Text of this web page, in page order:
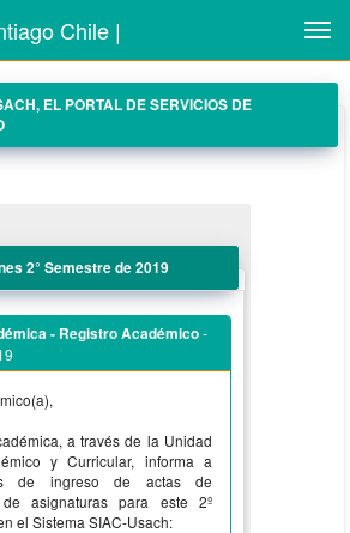
Chile |
EL PORTAL DE SERVICIOS DE
2° Semestre de 2019
- Registro Académico-
a través de la Unidad
y Curricular, informa a
de ingreso de actas de
asignaturas para este 2º
el Sistema SIAC-Usach: